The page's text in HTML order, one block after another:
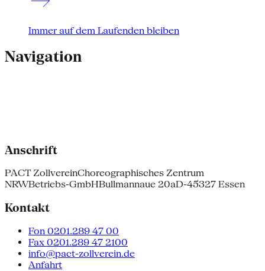
Immer auf dem Laufenden bleiben
Navigation
Anschrift
PACT ZollvereinChoreographisches Zentrum
NRWBetriebs-GmbHBullmannaue 20aD-45327 Essen
Kontakt
Fon 0201.289 47 00
Fax 0201.289 47 2100
info@pact-zollverein.de
Anfahrt